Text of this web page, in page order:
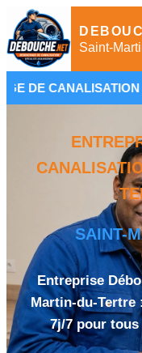
Saint-
SAINT-
SAINT-
Entreprise
Martin-du-Tertre
7j/7 pour